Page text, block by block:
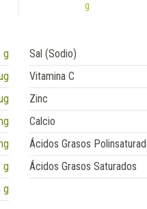
g
g Sal (Sodio)
Vitamina C
Zinc
Calcio
Ácidos Grasos
g Ácidos Grasos Saturados
g